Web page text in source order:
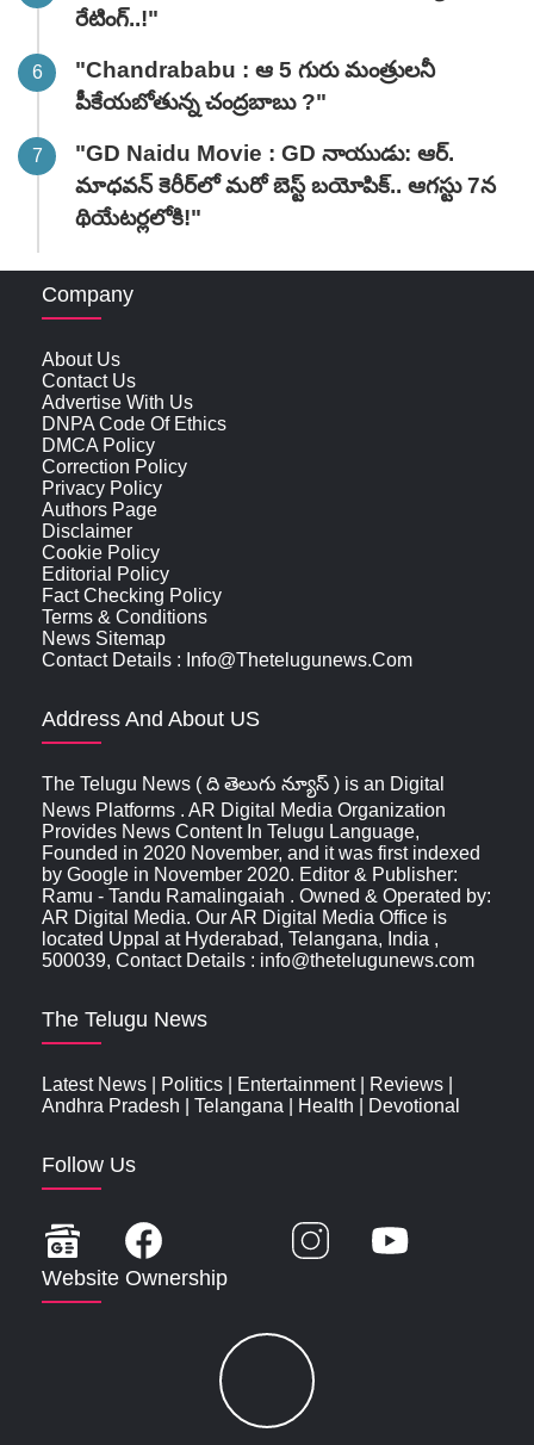
రేటింగ్‌..!"
"Chandrababu : ఆ 5 గురు మంత్రులనీ
పీకేయబోతున్న చంద్రబాబు ?"
"GD Naidu Movie : GD నాయుడు: ఆర్.
మాధవన్‌ కెరీర్‌లో మరో బెస్ట్ బయోపిక్.. ఆగస్టు 7న
థియేటర్లలోకి!"
Company
About Us
Contact Us
Advertise With Us
DNPA Code Of Ethics
DMCA Policy
Correction Policy
Privacy Policy
Authors Page
Disclaimer
Cookie Policy
Editorial Policy
Fact Checking Policy
Terms & Conditions
News Sitemap
Contact Details : Info@thetelugunews.com
Address And About US
The Telugu News ( ది తెలుగు న్యూస్‌ ) is an Digital
News Platforms . AR Digital Media Organization
Provides News Content In Telugu Language,
Founded in 2020 November, and it was first indexed
by Google in November 2020. Editor & Publisher:
Ramu - Tandu Ramalingaiah . Owned & Operated by:
AR Digital Media. Our AR Digital Media Office is
located Uppal at Hyderabad, Telangana, India ,
500039, Contact Details : info@thetelugunews.com
The Telugu News
Latest News Politics Entertainment| Reviews
Andhra Pradesh
Telangana Health Devotional
Follow Us
Website Ownership